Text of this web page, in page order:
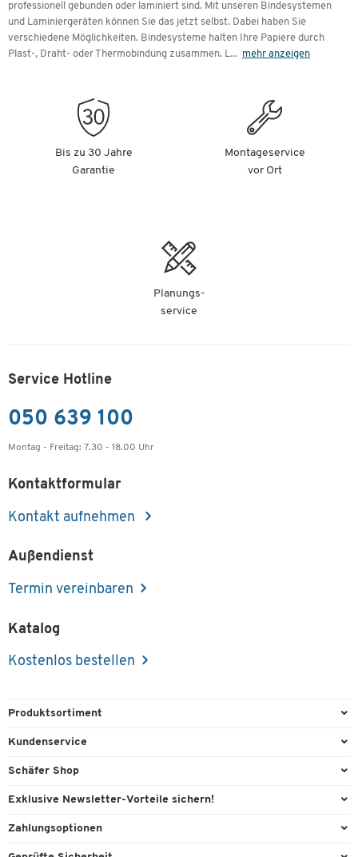
professionell gebunden oder laminiert sind. Mit unseren Bindesystemen
und Laminiergeräten können Sie das jetzt selbst. Dabei haben Sie
verschiedene Möglichkeiten. Bindesysteme halten Ihre Papiere durch
Plast-, Draht- oder Thermobindung zusammen. L... mehr anzeigen
Bis zu 30 Jahre
Garantie
Montageservice
vor Ort
Planungs-
service
Service Hotline
050 639 100
Montag - Freitag: 7.30 - 18.00 Uhr
Kontaktformular
Kontakt aufnehmen
Außendienst
Termin vereinbaren
Katalog
Kostenlos bestellen
Produktsortiment
Büroausstattung
Reinigung & Hygiene
Kundenservice
Direktbestellung
Recycling
Schäfer Shop
Services & Leistungen
Exklusive Newsletter-Vorteile sichern!
Willkommensgeschenk
Zahlungsoptionen
Paypal